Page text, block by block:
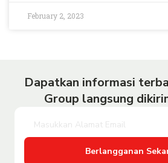
February 2, 2023
Dapatkan informasi
Group langsung
Berlangganan